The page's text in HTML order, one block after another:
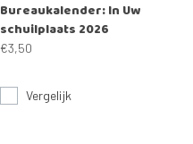
Bureaukalender: In Uw
schuilplaats 2026
uitverkocht
€3,50
Vergelijk